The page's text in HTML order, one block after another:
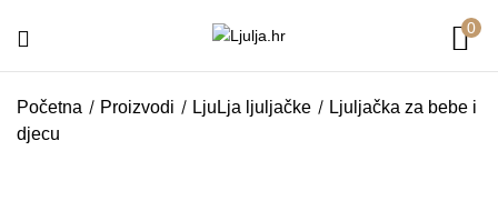
0
Početna Proizvodi LjuLja ljuljačke
Ljuljačka za bebe i
djecu
Budite prvi koji će recenzirati